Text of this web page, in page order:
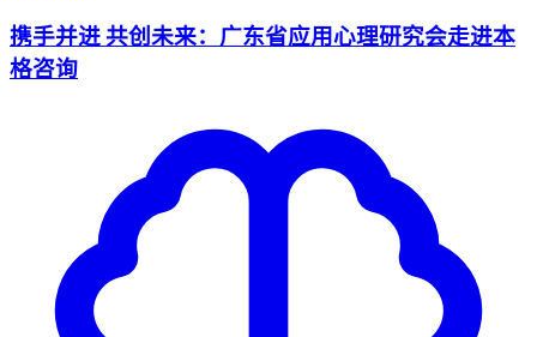
携手并进 共创未来：广东省应用心理研究会走进本
格咨询